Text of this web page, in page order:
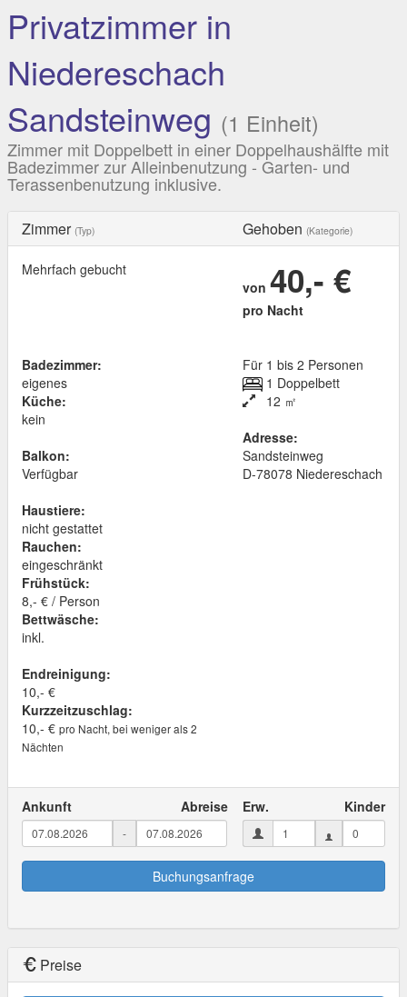
Privatzimmer in
Niedereschach
Sandsteinweg (1 Einheit)
Zimmer mit Doppelbett in einer Doppelhaushälfte mit
Badezimmer zur Alleinbenutzung - Garten- und
Terassenbenutzung inklusive.
Zimmer (Typ) Gehoben (Kategorie)
Mehrfach gebucht
von 40,- €
pro Nacht
Badezimmer:
eigenes
Küche:
kein
Balkon:
Verfügbar
Haustiere:
nicht gestattet
Rauchen:
eingeschränkt
Frühstück:
8,- € / Person
Bettwäsche:
inkl.
Endreinigung:
10,- €
Kurzzeitzuschlag:
10,- € pro Nacht, bei weniger als 2
Nächten
Für 1 bis 2 Personen
1 Doppelbett
12 ㎡
Adresse:
Sandsteinweg
D-78078 Niedereschach
Ankunft Abreise
-
Erw. Kinder
Buchungsanfrage
Preise